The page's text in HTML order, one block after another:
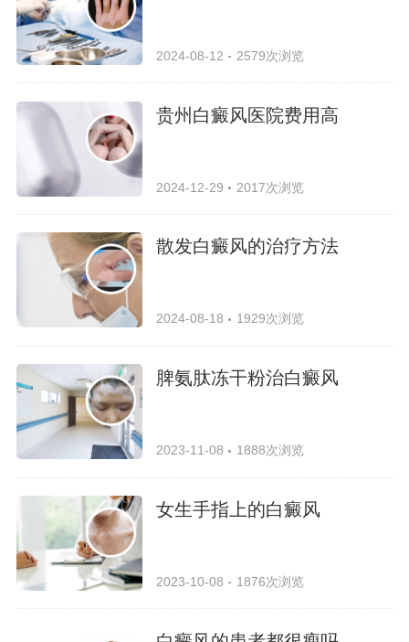
2024-08-12 2579次浏览
贵州白癜风医院费用高
2024-12-29 2017次浏览
散发白癜风的治疗方法
2024-08-18 1929次浏览
脾氨肽冻干粉治白癜风
2023-11-08 1888次浏览
女生手指上的白癜风
2023-10-08 1876次浏览